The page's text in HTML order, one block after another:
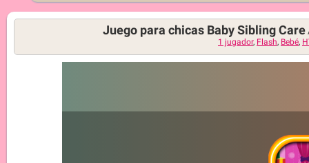
Juego para chicas Baby Sibling Care
1 jugador, Flash, Bebé,